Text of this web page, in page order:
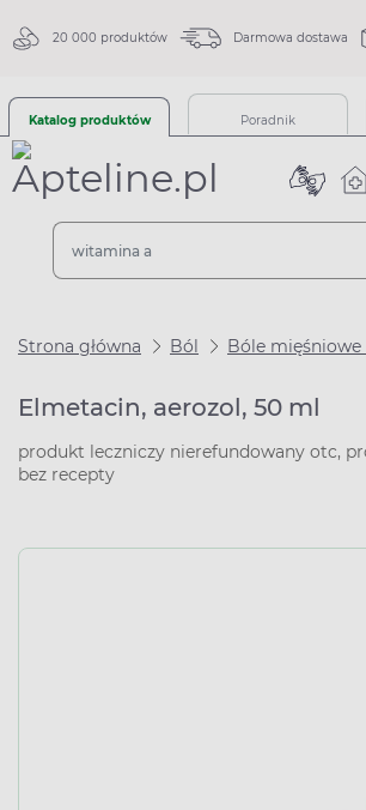
20 000 produktów Darmowa dostawa
Katalog produktów Poradnik
Strona główna Ból Bóle
Elmetacin, aerozol, 50 ml
produkt leczniczy nierefundowany otc,
bez recepty